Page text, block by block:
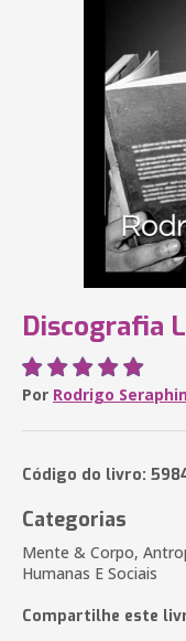
Discografia
Por Rodrigo
Código do livro:
Categorias
Mente & Corpo,
Humanas E Sociais
Compartilhe este